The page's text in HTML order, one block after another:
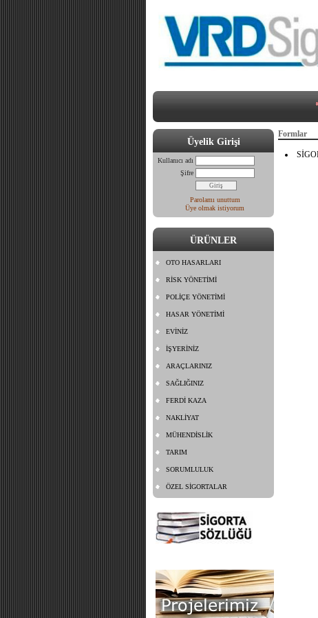
Üyelik Girişi
Kullanıcı adı
Şifre
Parolamı unuttum
Üye olmak istiyorum
ÜRÜNLER
OTO HASARLARI
RİSK YÖNETİMİ
POLİÇE YÖNETİMİ
HASAR YÖNETİMİ
EVİNİZ
İŞYERİNİZ
ARAÇLARINIZ
SAĞLIĞINIZ
FERDİ KAZA
NAKLİYAT
MÜHENDİSLİK
TARIM
SORUMLULUK
ÖZEL SİGORTALAR
Formlar